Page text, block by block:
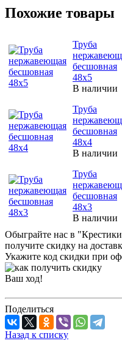
Похожие товары
Труба
бесшовная
48х5
В наличии
Труба
бесшовная
48х4
В наличии
Труба
бесшовная
48х3
В наличии
Обыграйте нас в
получите скидку на
Укажите код скидки при
Ваш ход!
Поделиться
Назад к списку